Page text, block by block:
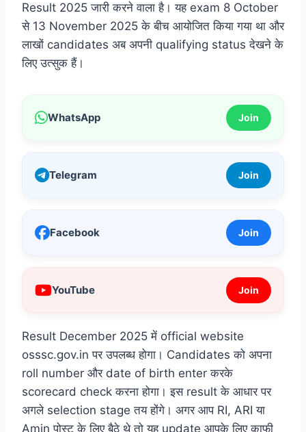
Result 2025 जारी करने वाला है। यह exam 8 October
से 13 November 2025 के बीच आयोजित किया गया था और
लाखों candidates अब अपनी qualifying status देखने के
लिए उत्सुक हैं।
WhatsApp Join
Telegram Join
Facebook Join
YouTube Join
Result December 2025 में official website
osssc.gov.in पर उपलब्ध होगा। Candidates को अपना
roll number और date of birth enter करके
scorecard check करना होगा। इस result के आधार पर
अगले selection stage तय होंगे। अगर आप RI, ARI या
Amin पोस्ट के लिए बैठे थे तो यह update आपके लिए काफी